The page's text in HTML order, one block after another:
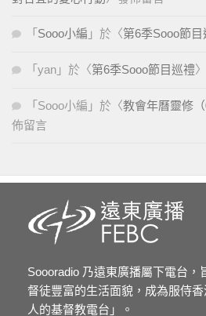
「 Sooo小編 」於〈第6季Sooo節目
「 yan 」於〈第6季Sooo節目巡禮
「 Sooo小編 」於〈教會年曆靈修
佈留言
Soooradio 乃遠東廣播屬下電台，
督徒豐富的生活面貌，成為服侍
人的基督教電台」。